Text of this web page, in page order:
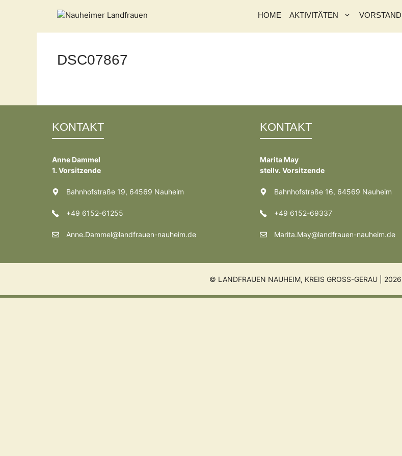
HOME AKTIVITÄTEN VORSTAND
DSC07867
KONTAKT
Anne Dammel
1. Vorsitzende
Bahnhofstraße 19, 64569 Nauheim
+49 6152-61255
Anne.Dammel@landfrauen-nauheim.de
KONTAKT
Marita May
stellv. Vorsitzende
Bahnhofstraße 16, 64569 Nauheim
+49 6152-69337
Marita.May@landfrauen-nauheim.de
© LANDFRAUEN NAUHEIM, KREIS GROSS-GERAU | 2026 |